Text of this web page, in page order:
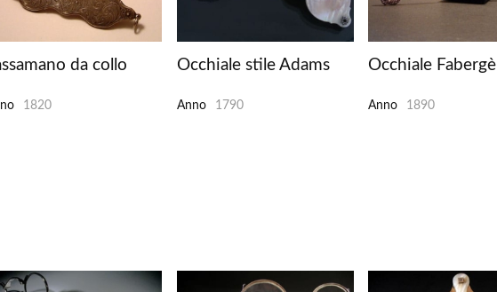
da collo
1820
Occhiale stile Adams
Anno 1790
Occhiale Fabergè
Anno 1890